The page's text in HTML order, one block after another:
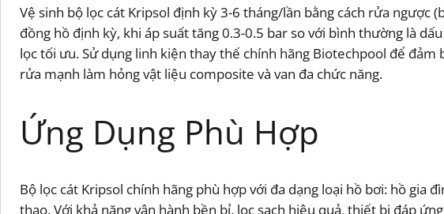
Vệ sinh bộ lọc cát Kripsol định kỳ 3-6 tháng/lần bằng cách rửa
đồng hồ định kỳ, khi áp suất tăng 0.3-0.5 bar so với bình thường là
lọc tối ưu. Sử dụng linh kiện thay thế chính hãng Biotechpool để
rửa mạnh làm hỏng vật liệu composite và van đa chức năng.
Ứng Dụng Phù Hợp
Bộ lọc cát Kripsol chính hãng phù hợp với đa dạng loại hồ bơi: hồ gia
thao. Với khả năng vận hành bền bỉ, lọc sạch hiệu quả, thiết bị đáp